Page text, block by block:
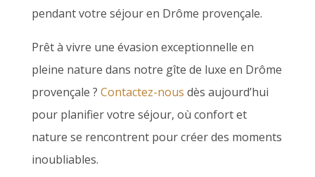
pendant votre séjour en Drôme provençale.
Prêt à vivre une évasion exceptionnelle en
pleine nature dans notre gîte de luxe en Drôme
provençale ? Contactez-nous dès aujourd’hui
pour planifier votre séjour, où confort et
nature se rencontrent pour créer des moments
inoubliables.